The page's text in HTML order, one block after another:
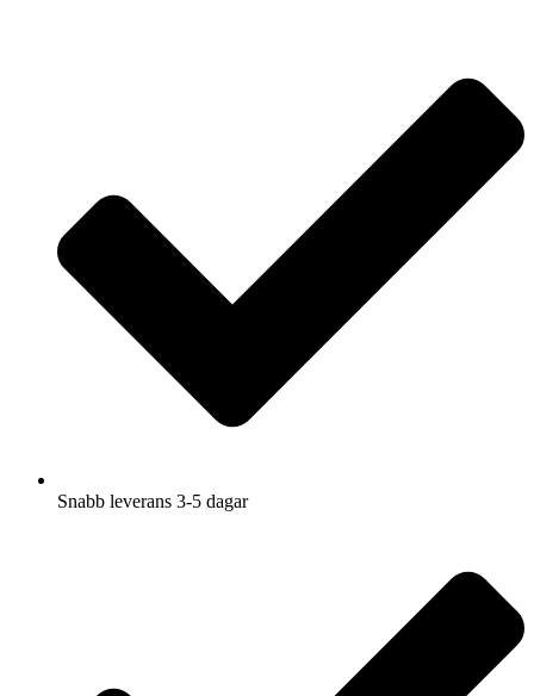
Snabb leverans 3-5 dagar